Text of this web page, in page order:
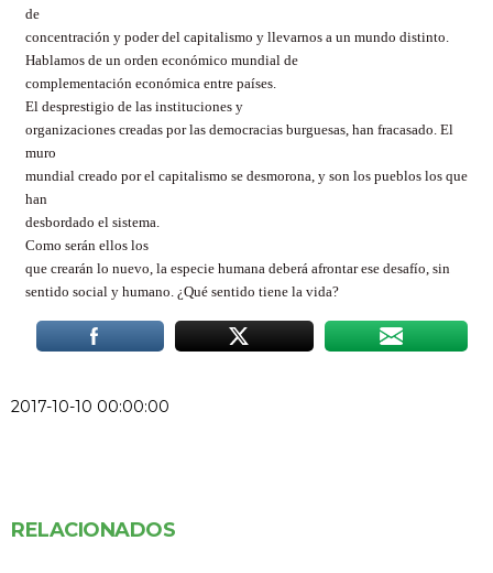
de
concentración y poder del capitalismo y llevarnos a un mundo distinto.
Hablamos de un orden económico mundial de
complementación económica entre países.
El desprestigio de las instituciones y
organizaciones creadas por las democracias burguesas, han fracasado. El
muro
mundial creado por el capitalismo se desmorona, y son los pueblos los que
han
desbordado el sistema.
Como serán ellos los
que crearán lo nuevo, la especie humana deberá afrontar ese desafío, sin
sentido social y humano. ¿Qué sentido tiene la vida?
2017-10-10 00:00:00
RELACIONADOS